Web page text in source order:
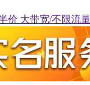
价 大带宽/不限流